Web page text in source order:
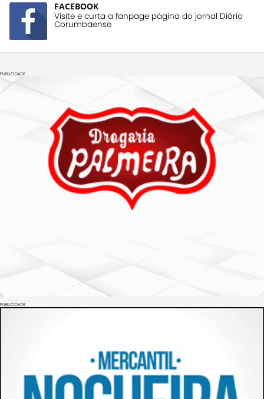
FACEBOOK
Visite e curta a fanpage página do jornal Diário
Corumbaense
PUBLICIDADE
PUBLICIDADE